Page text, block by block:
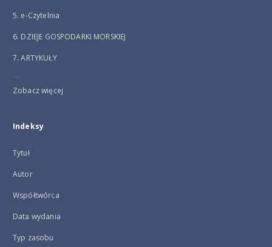
5. e-Czytelnia
6. DZIEJE GOSPODARKI MORSKIEJ
7. ARTYKUŁY
...
Zobacz więcej
Indeksy
Tytuł
Autor
Współtwórca
Data wydania
Typ zasobu